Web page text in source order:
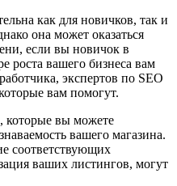
как для новичков, так и
она может оказаться
если вы новичок в
роста вашего бизнеса вам
экспертов по SEO
вам помогут.
которые вы можете
вашего магазина.
соответствующих
ваших листингов, могут